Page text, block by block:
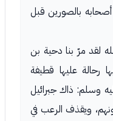
بالصورين قبل
لقد مرّ بنا دحية بن
رحالة عليها قطيفة
وسلم: ذاك جبرائيل
ويقذف الرعب في